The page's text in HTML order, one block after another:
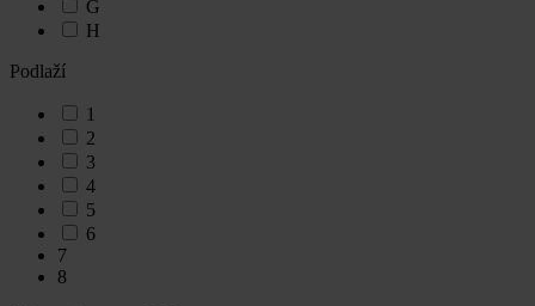
G
H
Podlaží
1
2
3
4
5
6
7
8